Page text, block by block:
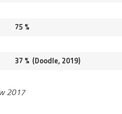
75 %
37 % (Doodle, 2019)
2017